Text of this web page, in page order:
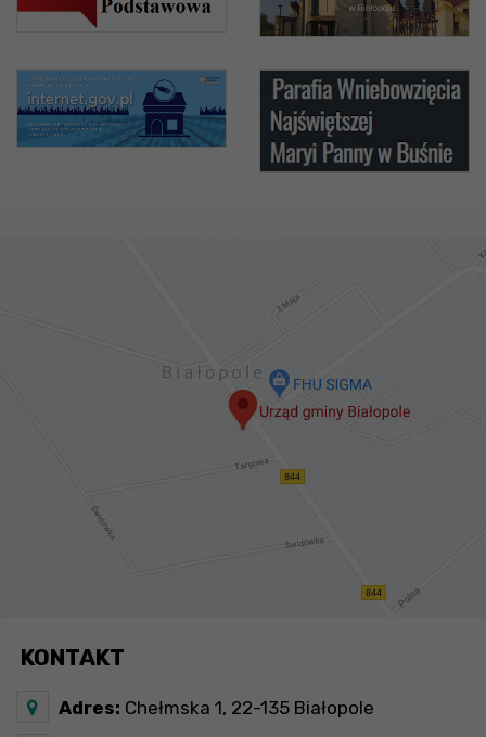
KONTAKT
Adres: Chełmska 1, 22-135 Białopole